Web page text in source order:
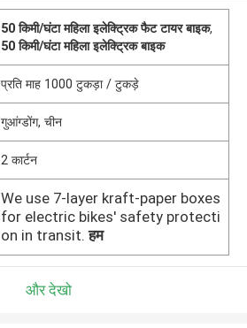
50 किमी/घंटा महिला इलेक्ट्रिक फैट टायर बाइक,
50 किमी/घंटा महिला इलेक्ट्रिक बाइक
प्रति माह 1000 टुकड़ा / टुकड़े
गुआंग्डोंग, चीन
2 कार्टन
We use 7-layer kraft-paper boxes
for electric bikes' safety protecti
on in transit. हम
और देखो